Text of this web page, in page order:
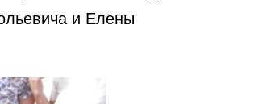
и Елены